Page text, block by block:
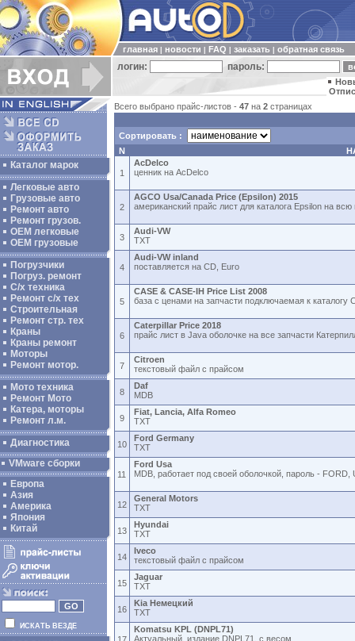
главная новости FAQ заказать обратная связь
логин: пароль:
Каталог марок
Легковые авто
Грузовые авто
Ремонт авто
Ремонт грузов.
ОЕМ легковые
OEM грузовые
Погрузчики
Погруз. ремонт
С/х техника
Ремонт с/х тех
Строительная
Ремонт стр. тех
Краны
Краны ремонт
Моторы
Ремонт мотор.
Мото техника
Ремонт Мото
Катера, моторы
Ремонт л.м.
Диагностика
VMware сборки
Европа
Азия
Америка
Япония
Китай
ИСКАТЬ ВЕЗДЕ
Всего выбрано прайс-листов - 47 на 2 страницах
Сортировать :
N
1
AcDelco
ценник на AcDelco
2
AGCO Usa/Canada Price (Epsilon) 2015
американский прайс лист для каталога Epsilon на
3
Audi-VW
TXT
4
Audi-VW inland
поставляется на CD, Euro
5
CASE & CASE-IH Price List 2008
база с ценами на запчасти подключаемая к каталогу
6
Caterpillar Price 2018
прайс лист в Java оболочке на все запчасти
7
Citroen
текстовый файл с прайсом
8
Daf
MDB
9
Fiat, Lancia, Alfa Romeo
TXT
10
Ford Germany
TXT
11
Ford Usa
MDB, работает под своей оболочкой, пароль - FORD,
12
General Motors
TXT
13
Hyundai
TXT
14
Iveco
текстовый файл с прайсом
15
Jaguar
TXT
16
Kia Немецкий
TXT
Komatsu KPL (DNPL71)
Актуальный, издание DNPL71, с весом